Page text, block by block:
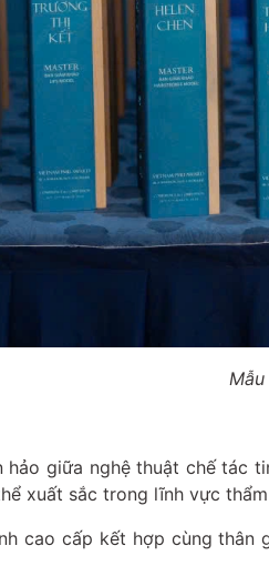
Mẫu
hảo giữa nghệ thuật chế tác
xuất sắc trong lĩnh vực
cao cấp kết hợp cùng